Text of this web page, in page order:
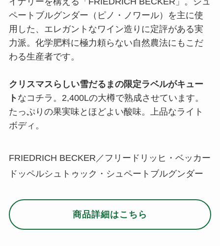
ペートブルグンダー（ピノ・ノワール）を主に使
用した、エレガントなワイン造りに定評がある実
力派。化学肥料に極力頼らない自然農法にもこだ
わる生産者です。
クリスマスらしい雪だるまの限定ラベルがキュー
ト なコチラ。2,400Lの大樽で熟成させています。
たっぷりの果実味とほどよい酸味。上品なライト
ボディ。
FRIEDRICH BECKER／フリードリッヒ・ベッカー
ドッペルシュトゥック・シュペートブルグンダー
商品詳細はこちら